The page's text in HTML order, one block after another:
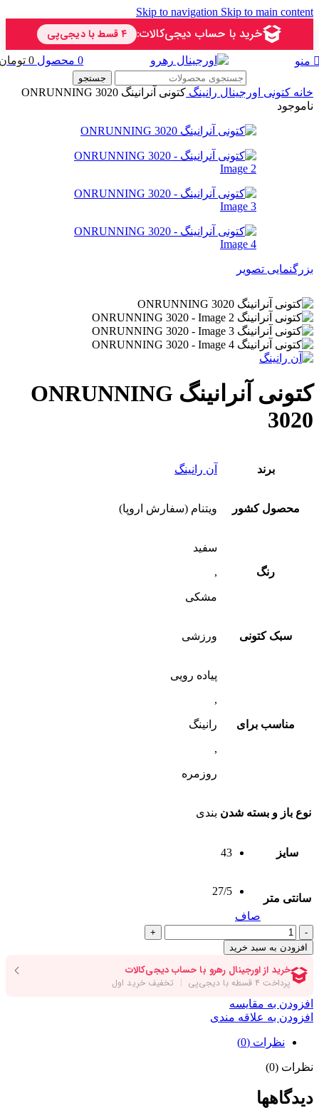
Skip to navigation Skip to main content
منو 0 محصول 0
جستجو
خانه کتونی اورجینال رانینگ کتونی آنرانینگ ONRUNNING 3020
ناموجود
بزرگنمایی تصویر
کتونی آنرانینگ ONRUNNING
3020
برند آن رانینگ
محصول کشور ویتنام (سفارش اروپا)
رنگ
سفید
,
مشکی
سبک کتونی ورزشی
مناسب برای
پیاده رویی
,
رانینگ
,
روزمره
نوع باز و بسته شدن بندی
سایز 43
سانتی متر
27/5
صاف
افزودن به سبد خرید
افزودن به مقایسه
افزودن به علاقه مندی
نظرات (0)
نظرات (0)
دیدگاهها